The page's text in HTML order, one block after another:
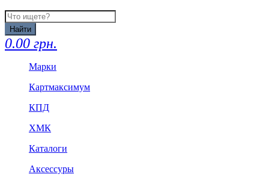
Найти
0.00 грн.
Марки
Картмаксимум
КПД
ХМК
Каталоги
Аксессуры